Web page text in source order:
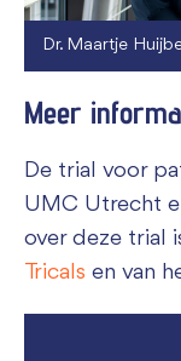
Dr. Maartje
Meer
De trial voor
UMC Utrecht
over deze trial
Tricals en van